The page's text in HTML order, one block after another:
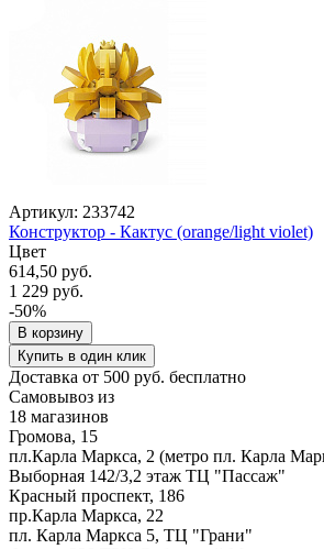
Артикул: 233742
Конструктор - Кактус (orange/light violet)
Цвет
614,50 руб.
1 229 руб.
-50%
В корзину
Купить в один клик
Доставка от 500 руб. бесплатно
Самовывоз из
18 магазинов
Громова, 15
пл.Карла Маркса, 2 (метро пл. Карла
Выборная 142/3,2 этаж ТЦ "Пассаж"
Красный проспект, 186
пр.Карла Маркса, 22
пл. Карла Маркса 5, ТЦ "Грани"